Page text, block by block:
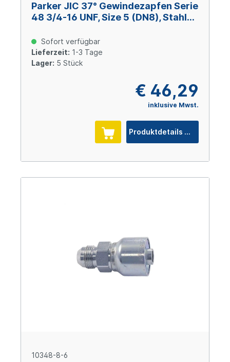
Parker JIC 37° Gewindezapfen Serie
48 3/4-16 UNF, Size 5 (DN8), Stahl
Sofort verfügbar
Lieferzeit: 1-3 Tage
Lager: 5 Stück
€ 46,29
inklusive Mwst.
Produktdetails
10348-8-6